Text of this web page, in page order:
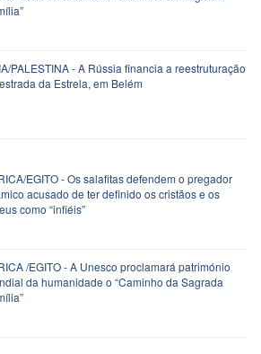
PALESTINA - A Rússia financia a reestruturação
da Estrela, em Belém
EGITO - Os salafitas defendem o pregador
acusado de ter definido os cristãos e os
como “infiéis”
/EGITO - A Unesco proclamará património
da humanidade o “Caminho da Sagrada